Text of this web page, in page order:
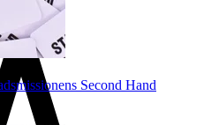
Second Hand